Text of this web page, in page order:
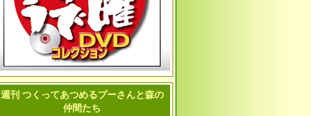
週刊 つくってあつめるプーさんと森の
仲間たち